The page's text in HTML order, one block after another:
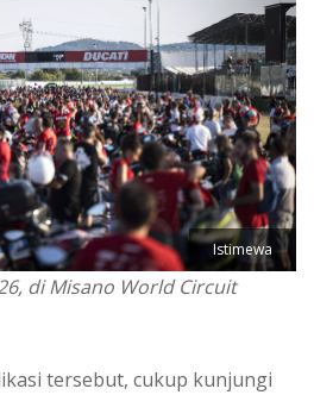
Istimewa
di Misano World Circuit
tersebut, cukup kunjungi